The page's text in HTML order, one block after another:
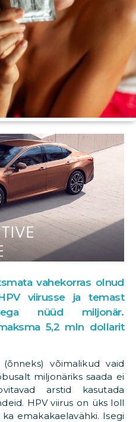
vahekorras olnud
viirusse ja temast
nüüd miljonär.
5,2 mln dollarit
võimalikud vaid
miljonäriks saada ei
arstid kasutada
HPV viirus on üks loll
emakakaelavähki. Isegi